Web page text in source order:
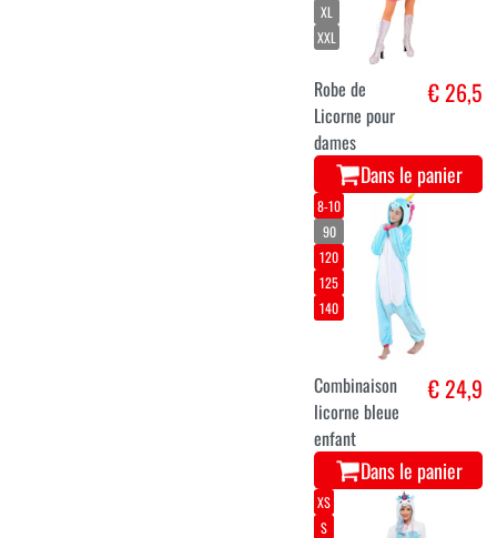
XL
XXL
Robe de
Licorne pour
dames
€ 26,5
Dans le panier
8-10
90
120
125
140
Combinaison
licorne bleue
enfant
€ 24,9
Dans le panier
XS
S